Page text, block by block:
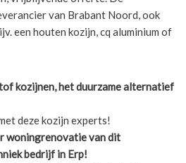
van Brabant Noord, ook
een houten kozijn, cq aluminium of
kozijnen, het duurzame alternatief
deze kozijn experts!
woningrenovatie van dit
bedrijf in Erp!